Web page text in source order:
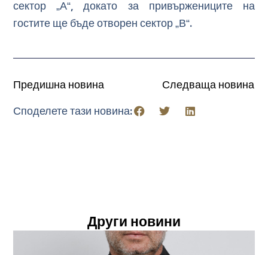
сектор „А“, докато за привържениците на
гостите ще бъде отворен сектор „В“.
Предишна новина Следваща новина
Споделете тази новина:
Други новини